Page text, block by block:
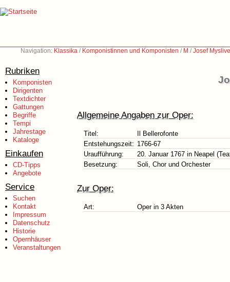
Navigation: Klassika / Komponistinnen und Komponisten / M /Josef
Rubriken
Komponisten
Dirigenten
Textdichter
Gattungen
Begriffe
Tempi
Jahrestage
Kataloge
Einkaufen
CD-Tipps
Angebote
Service
Suchen
Kontakt
Impressum
Datenschutz
Historie
Opernhäuser
Veranstaltungen
Allgemeine Angaben zur Oper:
Titel:
Il Bellerofonte
Entstehungszeit: 1766-67
Uraufführung:
20. Januar 1767 in Neapel
Besetzung:
Soli, Chor und Orchester
Zur Oper:
Art: Oper in 3 Akten